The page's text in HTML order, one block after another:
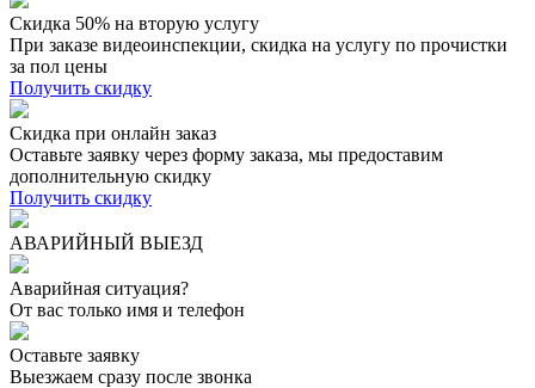
Скидка 50% на вторую услугу
При заказе видеоинспекции, скидка на услугу по прочистки
за пол цены
Получить скидку
Скидка при онлайн заказ
Оставьте заявку через форму заказа, мы предоставим
дополнительную скидку
Получить скидку
АВАРИЙНЫЙ ВЫЕЗД
Аварийная ситуация?
От вас только имя и телефон
Оставьте заявку
Выезжаем сразу после звонка